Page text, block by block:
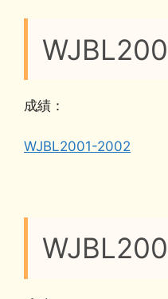
成績：
WJBL2001-2002